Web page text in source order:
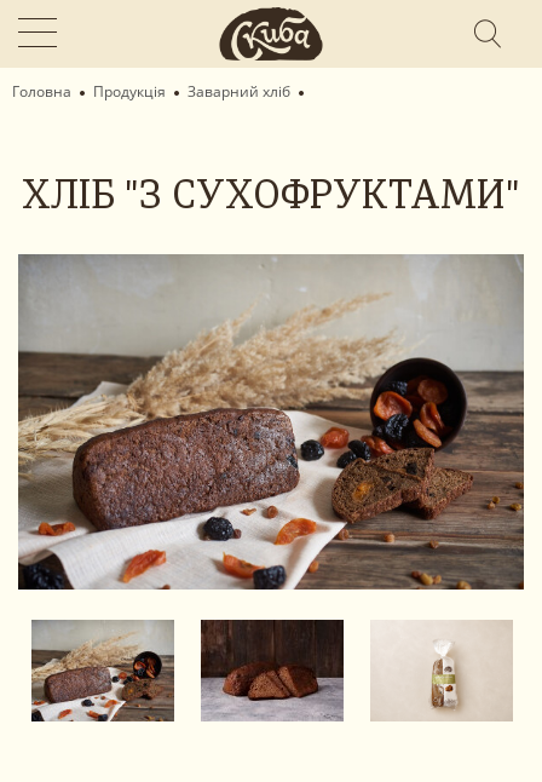
Головна Продукція Заварний хліб
ХЛІБ "З СУХОФРУКТАМИ"